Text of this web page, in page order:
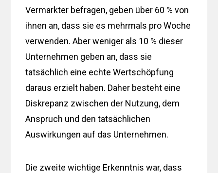
Vermarkter befragen, geben über 60 % von
ihnen an, dass sie es mehrmals pro Woche
verwenden. Aber weniger als 10 % dieser
Unternehmen geben an, dass sie
tatsächlich eine echte Wertschöpfung
daraus erzielt haben. Daher besteht eine
Diskrepanz zwischen der Nutzung, dem
Anspruch und den tatsächlichen
Auswirkungen auf das Unternehmen.
Die zweite wichtige Erkenntnis war, dass